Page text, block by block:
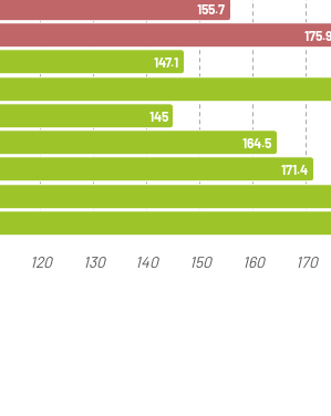
120 130 140 150 160 170
155.7
175.9
147.1
145
164.5
171.4